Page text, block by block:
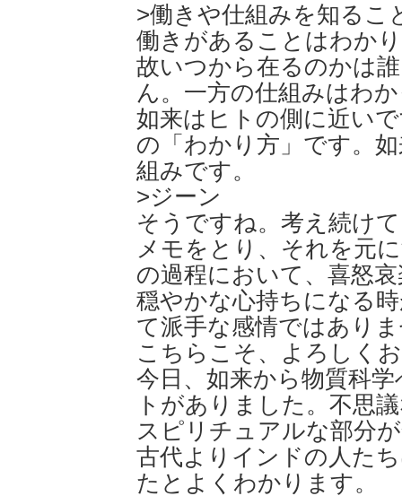
>働きや仕組みを知るこ
働きがあることはわか
故いつから在るのかは
ん。一方の仕組みはわ
如来はヒトの側に近い
の「わかり方」です。
組みです。
>ジーン
そうですね。考え続け
メモをとり、それを元
の過程において、喜怒
穏やかな心持ちになる
て派手な感情ではあり
こちらこそ、よろしく
今日、如来から物質科
トがありました。不思
スピリチュアルな部分
古代よりインドの人た
たとよくわかります。